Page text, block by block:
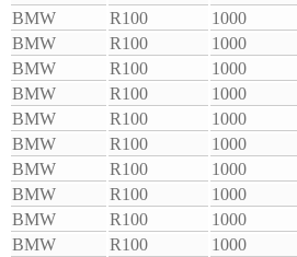
BMW
R100 1000
BMW
R100 1000
BMW
R100 1000
BMW
R100 1000
BMW
R100 1000
BMW
R100 1000
BMW
R100 1000
BMW
R100 1000
BMW
R100 1000
BMW
R100 1000